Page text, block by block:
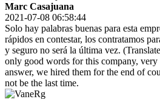
Marc Casajuana
2021-07-08 06:58:44
Solo hay palabras buenas para esta
rápidos en contestar, los contratamos
y seguro no será la última vez.
only good words for this company,
answer, we hired them for the end of
not be the last time.